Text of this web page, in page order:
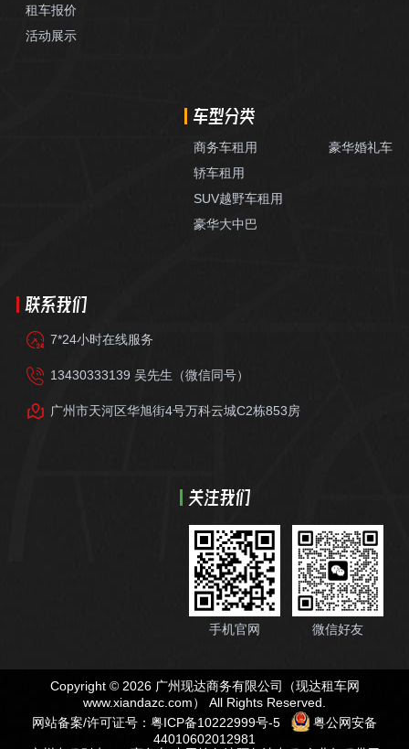
租车报价
活动展示
车型分类
商务车租用
轿车租用
SUV越野车租用
豪华大中巴
豪华婚礼车
联系我们
7*24小时在线服务
13430333139 吴先生（微信同号）
广州市天河区华旭街4号万科云城C2栋853房
关注我们
手机官网 微信好友
Copyright © 2026 广州现达商务有限公司（现达租车网
www.xiandazc.com） All Rights Reserved.
网站备案/许可证号： 粤ICP备10222999号-5
粤公网安备
44010602012981